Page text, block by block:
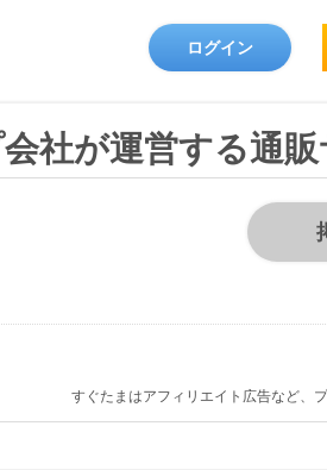
ログイン
社が運営する通販
すぐたまはアフィリエイト広告など、